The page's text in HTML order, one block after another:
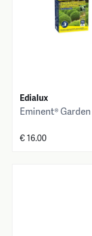
Edialux
Eminent® Garden
€ 16.00